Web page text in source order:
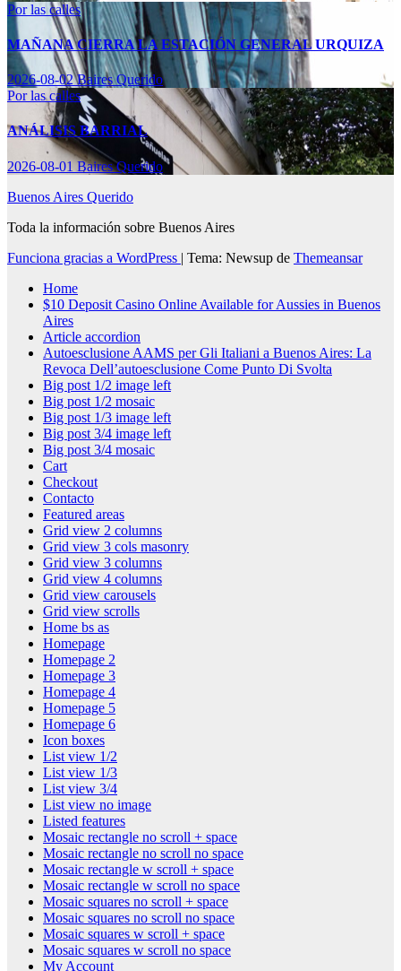
Por las calles
MAÑANA CIERRA LA ESTACIÓN GENERAL URQUIZA
2026-08-02Baires Querido
Por las calles
ANÁLISIS BARRIAL
2026-08-01Baires Querido
Buenos Aires Querido
Toda la información sobre Buenos Aires
Funciona gracias a WordPress | Tema: Newsup de Themeansar
Home
$10 Deposit Casino Online Available for Aussies in Buenos
Aires
Article accordion
Autoesclusione AAMS per Gli Italiani a Buenos Aires: La
Revoca Dell’autoesclusione Come Punto Di Svolta
Big post 1/2 image left
Big post 1/2 mosaic
Big post 1/3 image left
Big post 3/4 image left
Big post 3/4 mosaic
Cart
Checkout
Contacto
Featured areas
Grid view 2 columns
Grid view 3 cols masonry
Grid view 3 columns
Grid view 4 columns
Grid view carousels
Grid view scrolls
Home bs as
Homepage
Homepage 2
Homepage 3
Homepage 4
Homepage 5
Homepage 6
Icon boxes
List view 1/2
List view 1/3
List view 3/4
List view no image
Listed features
Mosaic rectangle no scroll + space
Mosaic rectangle no scroll no space
Mosaic rectangle w scroll + space
Mosaic rectangle w scroll no space
Mosaic squares no scroll + space
Mosaic squares no scroll no space
Mosaic squares w scroll + space
Mosaic squares w scroll no space
My Account